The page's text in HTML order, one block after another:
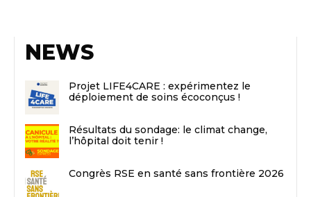
NEWS
Projet LIFE4CARE : expérimentez le
déploiement de soins écoconçus !
Résultats du sondage: le climat change,
l’hôpital doit tenir !
Congrès RSE en santé sans frontière 2026